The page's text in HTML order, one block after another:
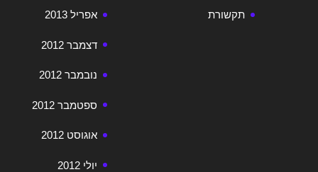
אפריל 2013
דצמבר 2012
נובמבר 2012
ספטמבר 2012
אוגוסט 2012
יולי 2012
תקשורת